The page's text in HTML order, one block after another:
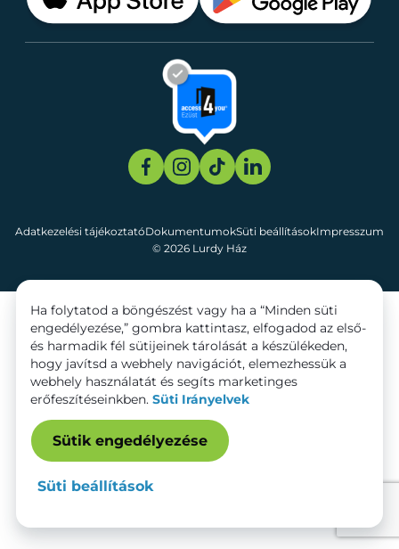
© 2026 Lurdy Ház
Adatkezelési tájékoztatóDokumentumokSüti beállításokImpresszum
Ha folytatod a böngészést vagy ha a “Minden süti
engedélyezése,” gombra kattintasz, elfogadod az első-
és harmadik fél sütijeinek tárolását a készülékeden,
hogy javítsd a webhely navigációt, elemezhessük a
webhely használatát és segíts marketinges
erőfeszítéseinkben. Süti Irányelvek
Sütik engedélyezése
Süti beállítások